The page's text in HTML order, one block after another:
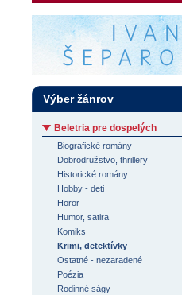
Výber žánrov
Beletria pre dospelých
Biografické romány
Dobrodružstvo, thrillery
Historické romány
Hobby - deti
Horor
Humor, satira
Komiks
Krimi, detektívky
Ostatné - nezaradené
Poézia
Rodinné ságy